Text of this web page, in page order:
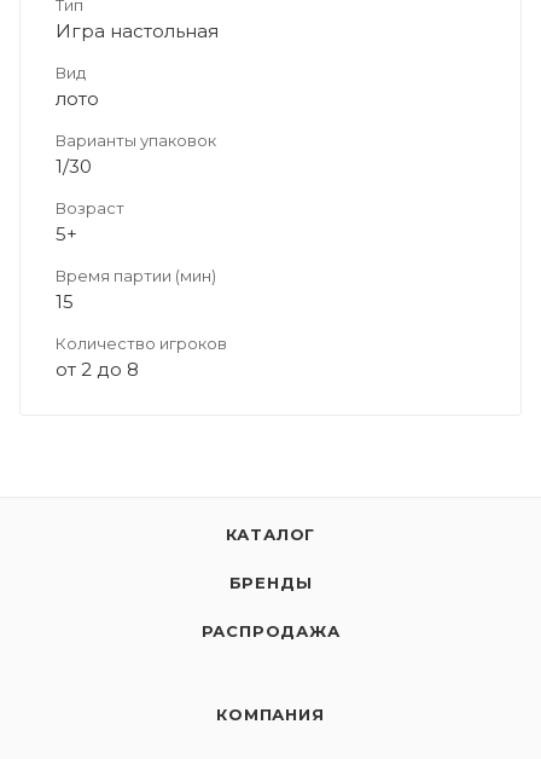
Тип
Игра настольная
Вид
лото
Варианты упаковок
1/30
Возраст
5+
Время партии (мин)
15
Количество игроков
от 2 до 8
КАТАЛОГ
БРЕНДЫ
РАСПРОДАЖА
КОМПАНИЯ